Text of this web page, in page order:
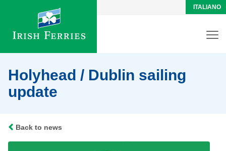
ITALIANO
Holyhead / Dublin sailing
update
Back to news